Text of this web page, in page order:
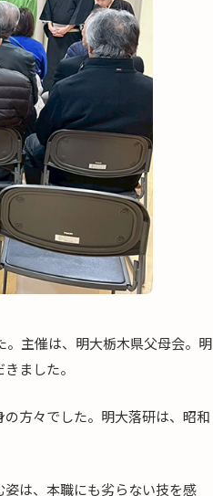
。主催は、明大栃木県父母会。明
ました。
方々でした。明大落研は、昭和
は、本職にも劣らない技を感